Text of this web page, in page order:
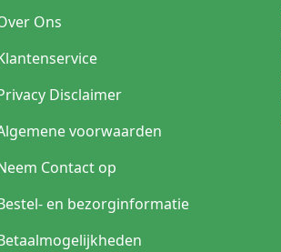
Ons
Disclaimer
voorwaarden
Contact op
en bezorginformatie